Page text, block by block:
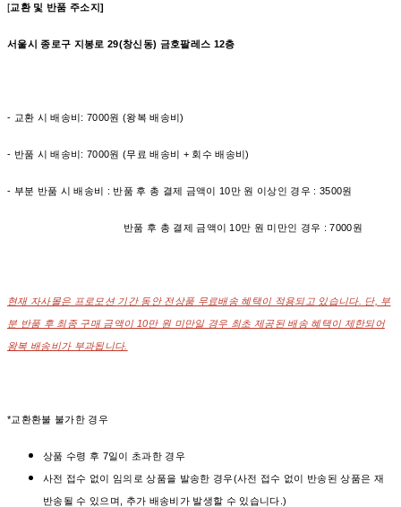
[교환 및 반품 주소지]
서울시 종로구 지봉로 29(창신동) 금호팔레스 12층
- 교환 시 배송비: 7000원 (왕복 배송비)
- 반품 시 배송비: 7000원 (무료 배송비 + 회수 배송비)
- 부분 반품 시 배송비 : 반품 후 총 결제 금액이 10만 원 이상인 경우 : 3500원
반품 후 총 결제 금액이 10만 원 미만인 경우 : 7000원
현재 자사몰은 프로모션 기간 동안 전상품 무료배송 혜택이 적용되고 있습니다. 단, 부
분 반품 후 최종 구매 금액이 10만 원 미만일 경우 최초 제공된 배송 혜택이 제한되어
왕복 배송비가 부과됩니다.
*교환환불 불가한 경우
상품 수령 후 7일이 초과한 경우
사전 접수 없이 임의로 상품을 발송한 경우(사전 접수 없이 반송된 상품은 재
반송될 수 있으며, 추가 배송비가 발생할 수 있습니다.)